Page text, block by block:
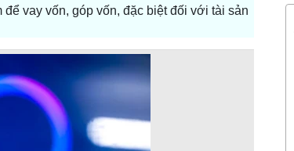
vay vốn, góp vốn, đặc biệt đối với tài sản